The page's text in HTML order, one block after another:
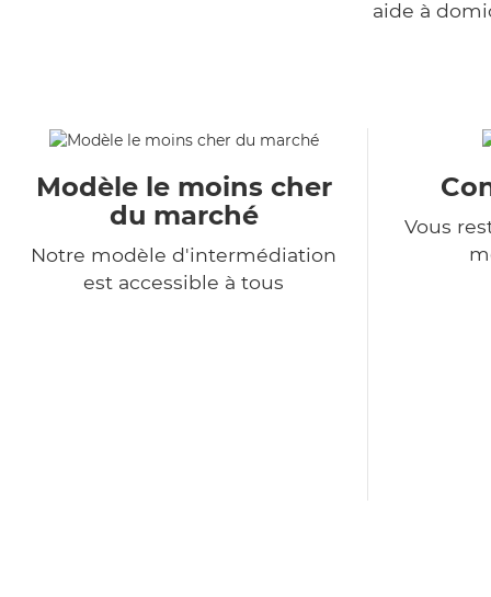
aide à
Modèle le moins cher
du marché
Notre modèle d'intermédiation
est accessible à tous
Vous